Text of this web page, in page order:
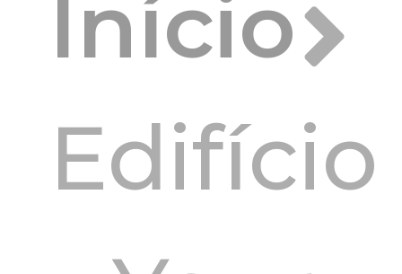
Início
Edifício